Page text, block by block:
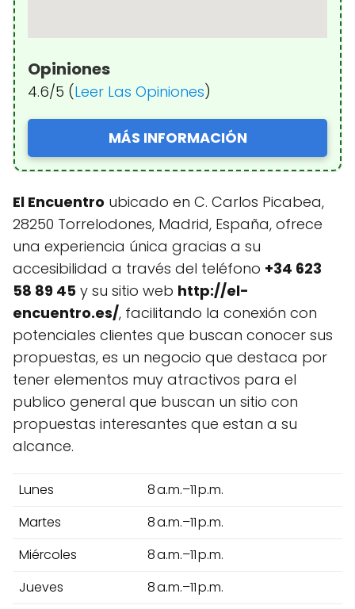
Opiniones
4.6/5 (Leer Las Opiniones)
MÁS INFORMACIÓN
El Encuentro ubicado en C. Carlos Picabea,
28250 Torrelodones, Madrid, España, ofrece
una experiencia única gracias a su
accesibilidad a través del teléfono +34 623
58 89 45 y su sitio web http://el-
encuentro.es/, facilitando la conexión con
potenciales clientes que buscan conocer sus
propuestas, es un negocio que destaca por
tener elementos muy atractivos para el
publico general que buscan un sitio con
propuestas interesantes que estan a su
alcance.
Lunes
8 a.m.–11 p.m.
Martes
8 a.m.–11 p.m.
Miércoles
8 a.m.–11 p.m.
Jueves
8 a.m.–11 p.m.